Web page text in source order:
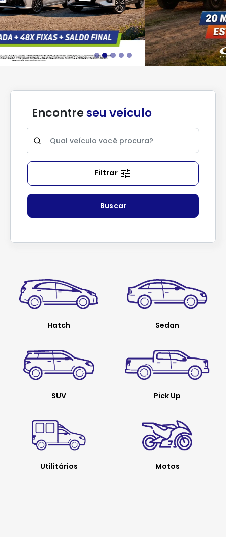
Encontreseu veículo
Filtrar
Buscar
Hatch Sedan
SUV Pick Up
Utilitários Motos